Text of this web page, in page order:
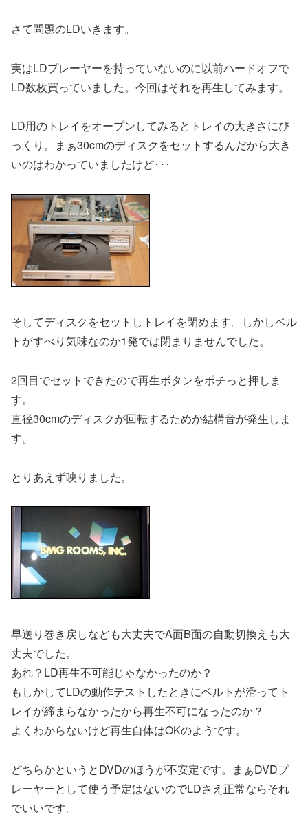
さて問題のLDいきます。
実はLDプレーヤーを持っていないのに以前ハードオフで
LD数枚買っていました。今回はそれを再生してみます。
LD用のトレイをオープンしてみるとトレイの大きさにび
っくり。まぁ30cmのディスクをセットするんだから大き
いのはわかっていましたけど･･･
そしてディスクをセットしトレイを閉めます。しかしベル
トがすべり気味なのか1発では閉まりませんでした。
2回目でセットできたので再生ボタンをポチっと押しま
す。
直径30cmのディスクが回転するためか結構音が発生しま
す。
とりあえず映りました。
早送り巻き戻しなども大丈夫でA面B面の自動切換えも大
丈夫でした。
あれ？LD再生不可能じゃなかったのか？
もしかしてLDの動作テストしたときにベルトが滑ってト
レイが締まらなかったから再生不可になったのか？
よくわからないけど再生自体はOKのようです。
どちらかというとDVDのほうが不安定です。まぁDVDプ
レーヤーとして使う予定はないのでLDさえ正常ならそれ
でいいです。